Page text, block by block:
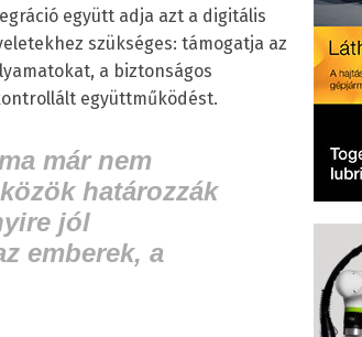
együtt adja azt a digitális
szükséges: támogatja az
a biztonságos
együttműködést.
már nem
határozzák
jól
emberek, a